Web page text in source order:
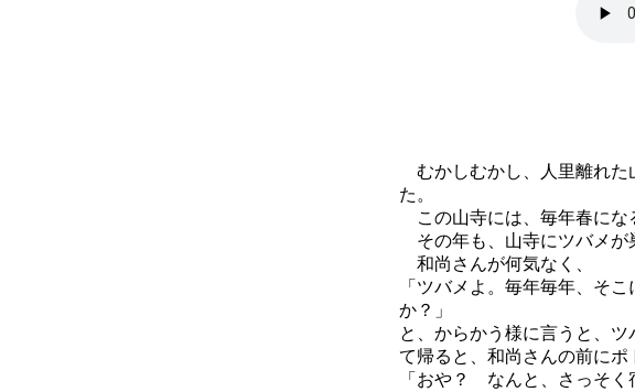
むかしむかし、人里離れた
た。
この山寺には、毎年春にな
その年も、山寺にツバメが
和尚さんが何気なく、
「ツバメよ。毎年毎年、そ
か？」
と、からかう様に言うと、
て帰ると、和尚さんの前にポ
「おや？ なんと、さっそく